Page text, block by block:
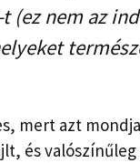
(ez nem az
mert azt
és